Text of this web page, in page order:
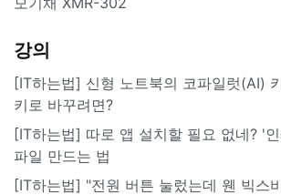
강의
[IT하는법] 신형 노트북의 코파일럿(AI)
키로 바꾸려면?
[IT하는법] 따로 앱 설치할 필요 없네? '
파일 만드는 법
[IT하는법] "전원 버튼 눌렀는데 웬 빅스